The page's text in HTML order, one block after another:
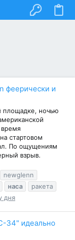
феерически и
площадке, ночью
время
стартовом
По ощущениям
взрыв.
newglenn
наса
ракета
дня
34" идеально